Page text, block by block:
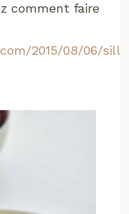
comment faire
2015/08/06/